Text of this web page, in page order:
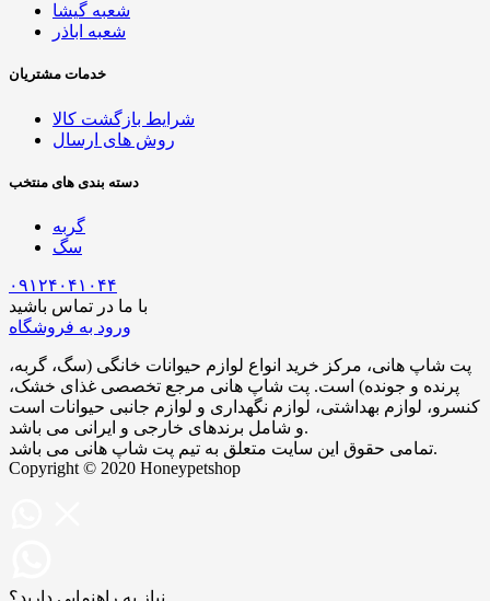
شعبه گیشا
شعبه اباذر
خدمات مشتریان
شرایط بازگشت کالا
روش های ارسال
دسته بندی های منتخب
گربه
سگ
۰۹۱۲۴۰۴۱۰۴۴
با ما در تماس باشید
ورود به فروشگاه
پت شاپ هانی، مرکز خرید انواع لوازم حیوانات خانگی (سگ، گربه،
پرنده و جونده) است. پت شاپ هانی مرجع تخصصی غذای خشک،
کنسرو، لوازم بهداشتی، لوازم نگهداری و لوازم جانبی حیوانات است
و شامل برندهای خارجی و ایرانی می‌ باشد.
تمامی حقوق این سایت متعلق به تیم پت شاپ هانی می باشد.
Copyright © 2020 Honeypetshop
نیاز به راهنمایی دارید؟